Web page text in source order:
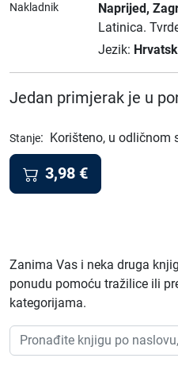
Nakladnik Naprijed,
Latinica.
Jezik:
Jedan primjerak je u
Stanje: Korišteno, u odličnom
3,98 €
Zanima Vas i neka druga
ponudu pomoću tražilice ili
kategorijama.